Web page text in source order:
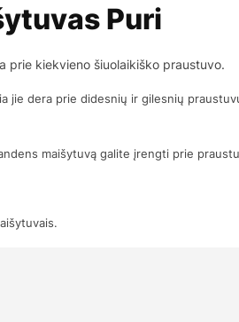
Puri
prie kiekvieno šiuolaikiško praustuvo.
jie dera prie didesnių ir gilesnių
maišytuvą galite įrengti prie